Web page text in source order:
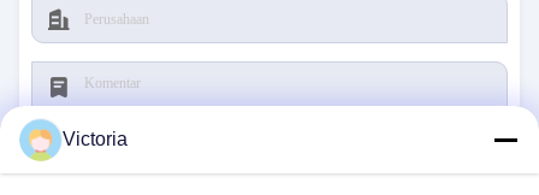
Victoria